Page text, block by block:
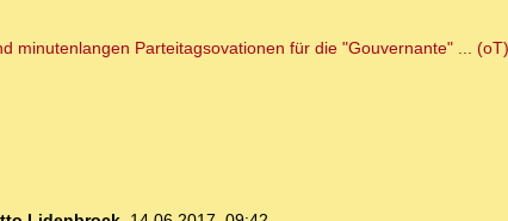
minutenlangen Parteitagsovationen für die "Gouvernante" ... (oT)